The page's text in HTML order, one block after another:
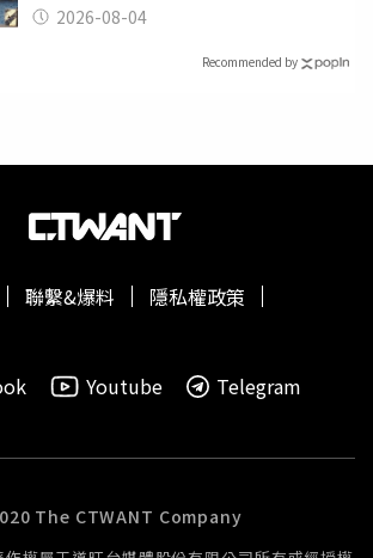
2026-08-04
Recommended by
聯繫&爆料
隱私權政策
Youtube Telegram
The CTWANT Company